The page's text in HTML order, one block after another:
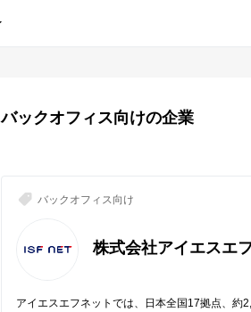
バックオフィス向けの企業
バックオフィス向け
株式会社アイエスエ
アイエスエフネットでは、日本全国17拠点、約